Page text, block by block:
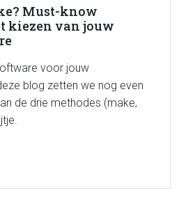
Must-know
kiezen van jouw
voor jouw
blog zetten we nog even
de drie methodes (make,